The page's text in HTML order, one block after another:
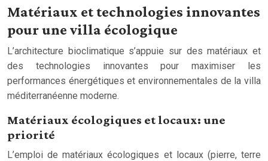
Matériaux et technologies innovantes
pour une villa écologique
L’architecture bioclimatique s’appuie sur des matériaux et
des technologies innovantes pour maximiser les
performances énergétiques et environnementales de la villa
méditerranéenne moderne.
Matériaux écologiques et locaux: une
priorité
L’emploi de matériaux écologiques et locaux (pierre, terre